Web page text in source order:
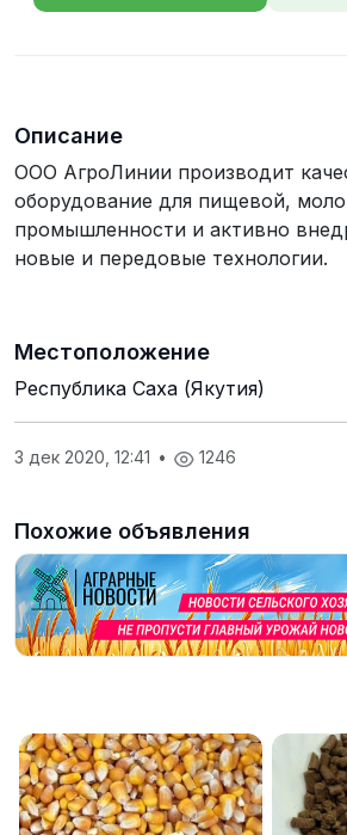
Описание
ООО АгроЛинии производит
оборудование для пищевой,
промышленности и активно
новые и передовые технологии.
Местоположение
Республика Саха (Якутия)
3 дек 2020, 12:41 • 1246
Похожие объявления